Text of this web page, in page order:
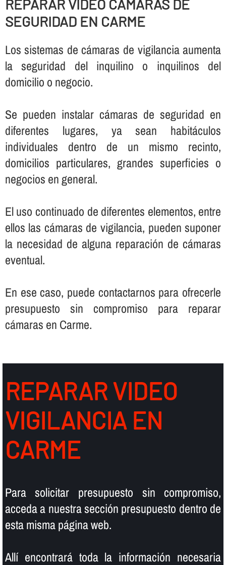
REPARAR VIDEO CAMARAS DE
SEGURIDAD EN CARME
Los sistemas de cámaras de vigilancia aumenta
la seguridad del inquilino o inquilinos del
domicilio o negocio.
Se pueden instalar cámaras de seguridad en
diferentes lugares, ya sean habitáculos
individuales dentro de un mismo recinto,
domicilios particulares, grandes superficies o
negocios en general.
El uso continuado de diferentes elementos, entre
ellos las cámaras de vigilancia, pueden suponer
la necesidad de alguna reparación de cámaras
eventual.
En ese caso, puede contactarnos para ofrecerle
presupuesto sin compromiso para reparar
cámaras en Carme.
REPARAR VIDEO
VIGILANCIA EN
CARME
Para solicitar presupuesto sin compromiso,
acceda a nuestra sección presupuesto dentro de
esta misma página web.
Allí­ encontrará toda la información necesaria